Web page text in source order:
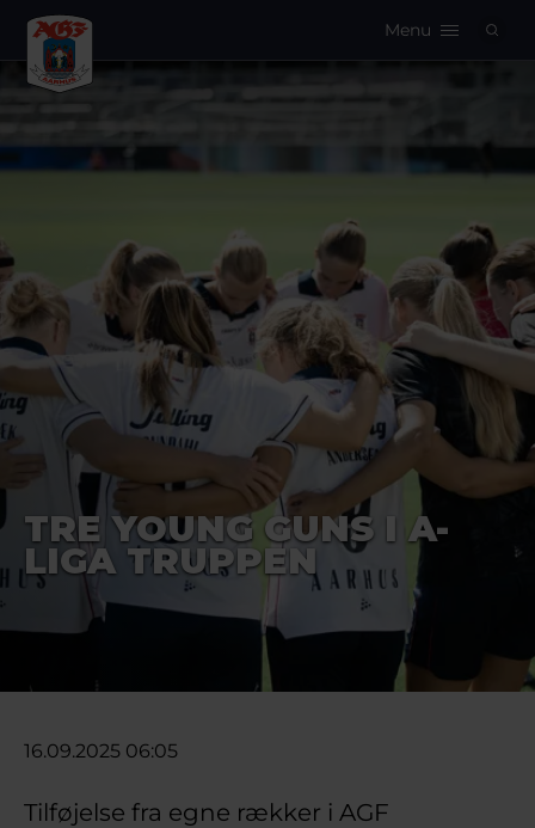
Menu
TRE YOUNG GUNS I A-
LIGA TRUPPEN
16.09.2025 06:05
Tilføjelse fra egne rækker i AGF